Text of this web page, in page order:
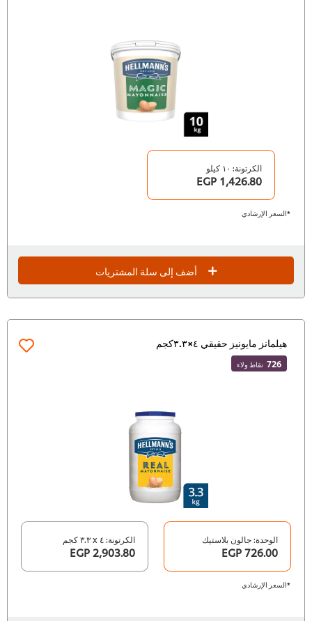
الكرتونة: ١٠ كيلو
1,426.80 EGP
*السعر الإرشادي
أضف إلى سلة المشتريات
هيلمانز مايونيز حقيقي ٤×٣.٣كجم
726 نقاط ولاء
الوحدة: جالون بلاستيك
726.00 EGP
الكرتونة: ٤ x ٣.٣ كجم
2,903.80 EGP
*السعر الإرشادي